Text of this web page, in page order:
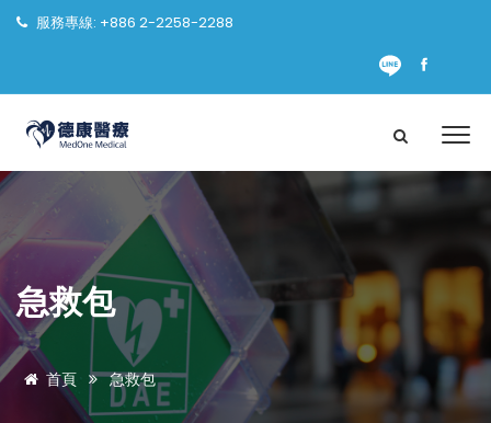
服務專線: +886 2-2258-2288
急救包
首頁 急救包